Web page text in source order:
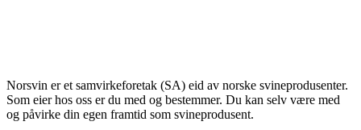
Norsvin er et samvirkeforetak (SA) eid av norske svineprodusenter.
Som eier hos oss er du med og bestemmer. Du kan selv være med
og påvirke din egen framtid som svineprodusent.